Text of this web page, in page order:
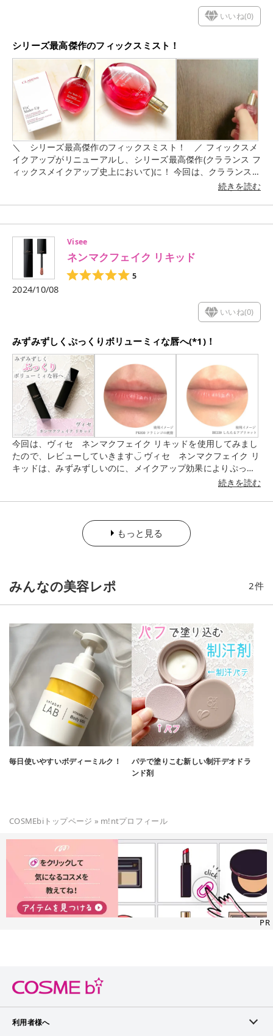
いいね(0)
シリーズ最高傑作のフィックスミスト！
＼ シリーズ最高傑作のフィックスミスト！ ／ フィックスメ
イクアップがリニューアルし、シリーズ最高傑作(クラランス フ
ィックスメイクアップ史上において)に！ 今回は、クラランス
フィックス メイクアップNを使用してみましたのでレビューし
ちデーター取得済。クラランス調べ。効果には個人差がありま
と、スキンケアフォーミュラが97%で、長時間保湿、水分バラ
ンスを整え、肌のバリア機能をキープ、大気中のチリやホコリ
などから肌を守ってくれるそう☺️ オーガニックローズ(ロドデン
ドロンフェルギネウムエキス:整肌成分)、ダマスクローズ(ダマ
スクバラエキス:香料)、グレープフルーツ(グレープフルーツ果
実エキス:整肌成分)、キイチゴ(ヨーロッパキイチゴ果実水:整肌
成分)、セイロンベンケイ(トウロウソウ葉エキス:保湿成分)とい
アルプスの自社農園、ドメーヌ クラランスでオーガニック栽培
されているんです🌹 【使用感】 ボトルから高級感があり、使う
たびにテンションが上がります☺️ 実際に噴射してみるとミスト
がとても細かく、ついているのか分からないくらいです…！ 噴
射後にローズの香りがふわっとするので、それで塗布できてる
かを確認してます笑 こちらを使用し始めてからあまりメイク崩
れを感じないのが嬉しい🥰 瓶なので持ち運びにくさはあります
が、それ以外は申し分ない使用感でした✨
続きを読む
Visee
ネンマクフェイク リキッド
5
2024/10/08
いいね(0)
みずみずしくぷっくりボリューミィな唇へ(*1)！
今回は、ヴィセ ネンマクフェイク リキッドを使用してみまし
たので、レビューしていきます◡̈ ヴィセ ネンマクフェイク リ
キッドは、みずみずしいのに、メイクアップ効果によりぷっく
ト成分を配合しており、唇表面をコーティングし、ぷっくり美
ント処方を採用し、染料で唇をじんわりと染めあげてくるそ
といった美容液成分を配合し、唇へみずみずしいうるおいをあ
たえ、あれ・乾燥を防いでくれるそう☝️ (*1:メイクアップ効果)
【使用感】 サラッとしたテクスチャーで唇に伸ばしやすいで
イクにもぴったりなカラーです！ PK830はふんわりピンクで血
色感のあるお出かけにぴったりなカラー☺️ サッと塗っても色ム
ラになりにくく使いやすいです🙆‍♀️ 塗布後も軽い仕上がりなのが
嬉しい…！
続きを読む
もっと見る
みんなの美容レポ 2件
毎日使いやすいボディーミルク！
パテで塗りこむ新しい制汗デオドラ
ンド剤
COSMEbiトップページ » m!ntプロフィール
PR
利用者様へ